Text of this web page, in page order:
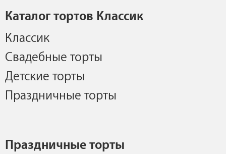
Каталог тортов Классик
Классик
Свадебные торты
Детские торты
Праздничные торты
Праздничные торты